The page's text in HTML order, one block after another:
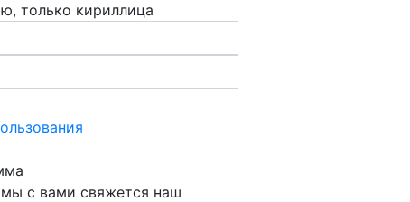
только кириллица
с вами свяжется наш